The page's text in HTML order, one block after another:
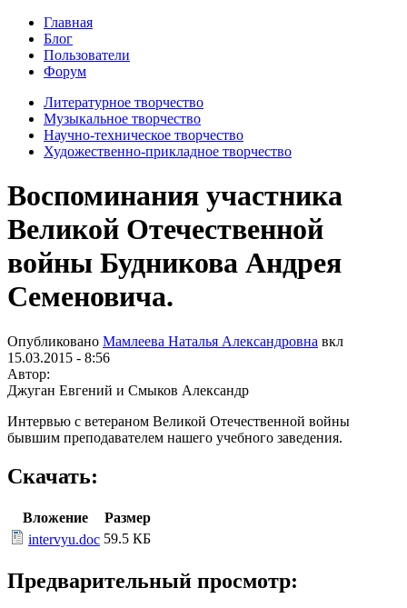
Главная
Блог
Пользователи
Форум
Литературное творчество
Музыкальное творчество
Научно-техническое творчество
Художественно-прикладное творчество
Воспоминания участника
Великой Отечественной
войны Будникова Андрея
Семеновича.
Опубликовано Мамлеева Наталья Александровна вкл
15.03.2015 - 8:56
Автор:
Джуган Евгений и Смыков Александр
Интервью с ветераном Великой Отечественной войны
бывшим преподавателем нашего учебного заведения.
Скачать:
Вложение
Размер
intervyu.doc 59.5 КБ
Предварительный просмотр: